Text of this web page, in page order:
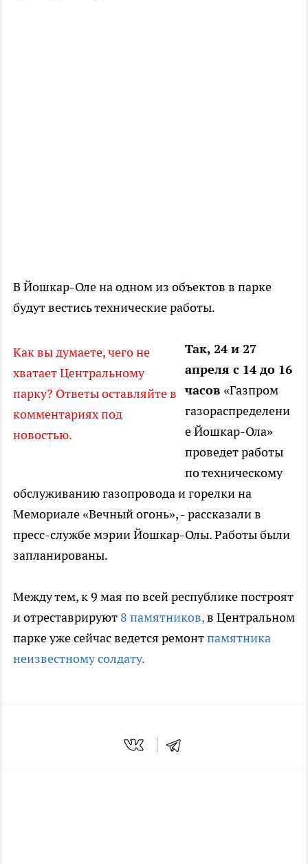
В Йошкар-Оле на одном из объектов в парке
будут вестись технические работы.
Как вы думаете, чего не
хватает Центральному
парку? Ответы оставляйте в
комментариях под
новостью.
Так, 24 и 27
апреля с 14 до 16
часов «Газпром
газораспределени
е Йошкар-Ола»
проведет работы
по техническому
обслуживанию газопровода и горелки на
Мемориале «Вечный огонь», - рассказали в
пресс-службе мэрии Йошкар-Олы. Работы были
запланированы.
Между тем, к 9 мая по всей республике построят
и отреставрируют 8 памятников,в Центральном
парке уже сейчас ведется ремонтпамятника
неизвестному солдату.